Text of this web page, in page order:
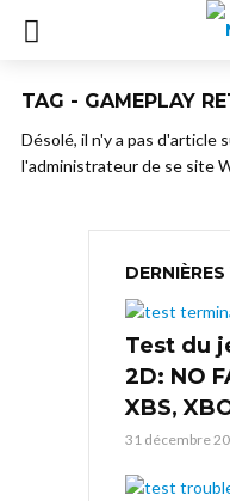
TAG - GAMEPLAY
Désolé, il n'y a pas d'article
l'administrateur de se site
Test du
2D: NO
XBS,
31 décembre